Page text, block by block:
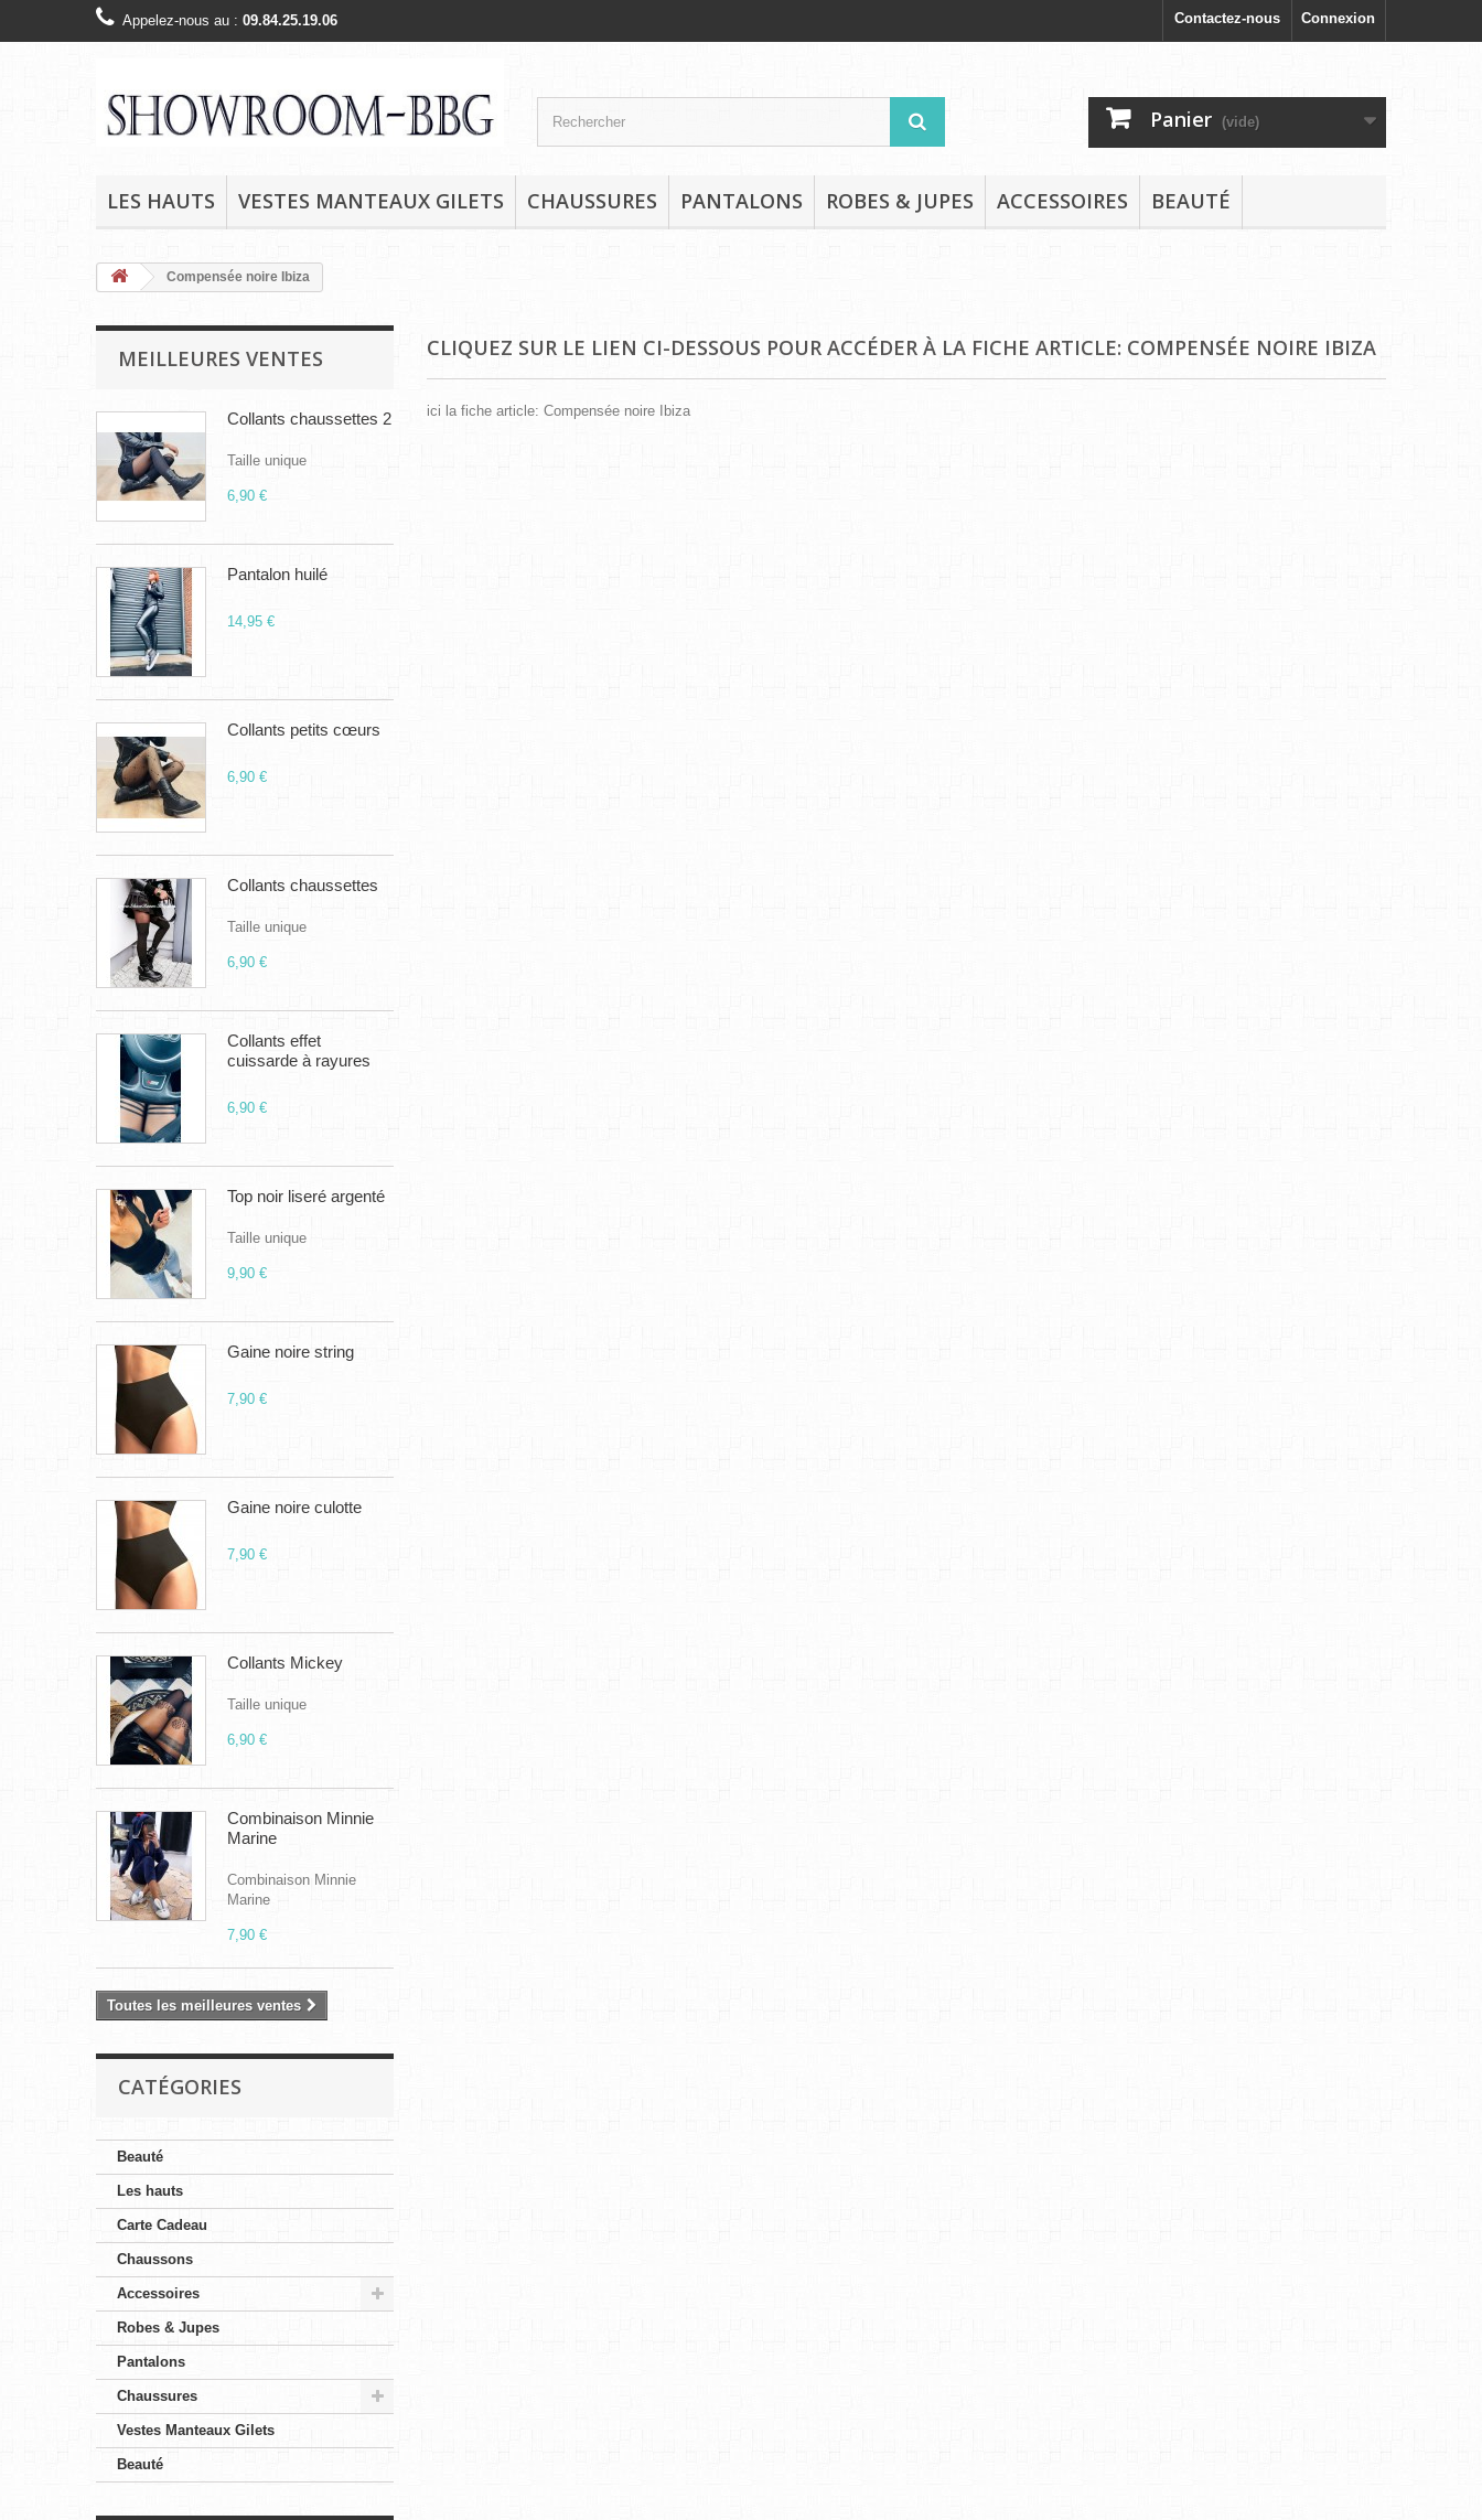
Connexion
Contactez-nous
Appelez-nous au : 09.84.25.19.06
Panier (vide)
LES HAUTS VESTES MANTEAUX GILETS CHAUSSURES PANTALONS ROBES & JUPES ACCESSOIRES BEAUTÉ
Compensée noire Ibiza
MEILLEURES VENTES
Collants chaussettes 2
Taille unique
6,90 €
Pantalon huilé
14,95 €
Collants petits cœurs
6,90 €
Collants chaussettes
Taille unique
6,90 €
Collants effet
cuissarde à rayures
6,90 €
Top noir liseré argenté
Taille unique
9,90 €
Gaine noire string
7,90 €
Gaine noire culotte
7,90 €
Collants Mickey
Taille unique
6,90 €
Combinaison Minnie
Marine
Combinaison Minnie
Marine
7,90 €
Toutes les meilleures ventes
CATÉGORIES
Beauté
Les hauts
Carte Cadeau
Chaussons
Accessoires
Robes & Jupes
Pantalons
Chaussures
Vestes Manteaux Gilets
Beauté
CLIQUEZ SUR LE LIEN CI-DESSOUS POUR ACCÉDER À LA FICHE ARTICLE: COMPENSÉE NOIRE IBIZA
ici la fiche article: Compensée noire Ibiza